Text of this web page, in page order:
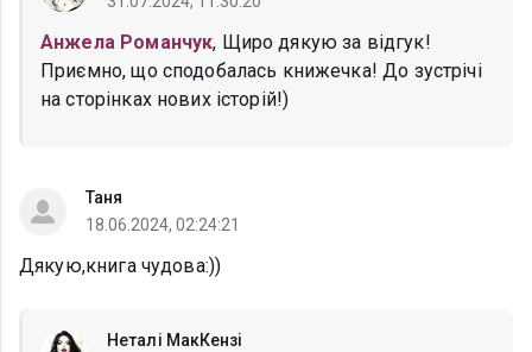
Анжела Романчук, Щиро дякую за відгук!
Приємно, що сподобалась книжечка! До зустрічі
на сторінках нових історій!)
Таня
18.06.2024, 02:24:21
Дякую,книга чудова:))
Неталі МакКензі